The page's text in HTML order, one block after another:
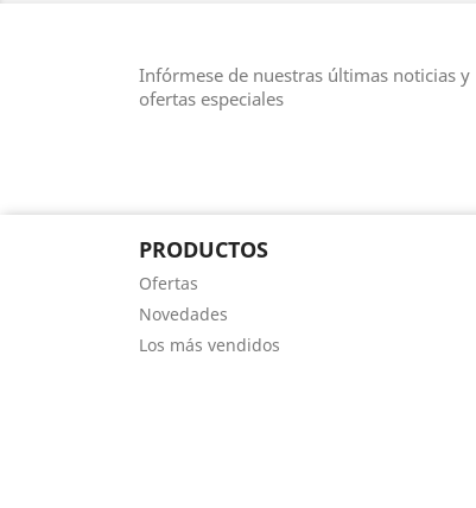
Infórmese de nuestras últimas noticias y
ofertas especiales
PRODUCTOS
Ofertas
Novedades
Los más vendidos